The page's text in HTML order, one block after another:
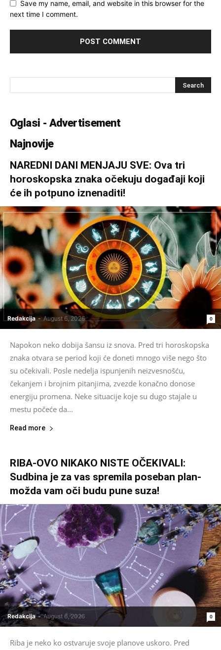
Save my name, email, and website in this browser for the
next time I comment.
Oglasi - Advertisement
Najnovije
NAREDNI DANI MENJAJU SVE: Ova tri
horoskopska znaka očekuju događaji koji
će ih potpuno iznenaditi!
Redakcija - August 6, 2026 0
Napokon neko dobija šansu iz snova. Pred tri horoskopska
znaka otvara se period koji će doneti mnogo više nego što
su očekivali. Posle nedelja ispunjenih neizvesnošću,
čekanjem i brojnim pitanjima, zvezde konačno donose
energiju promena. Neke situacije koje su dugo stajale u
mestu počeće da...
Read more
RIBA-OVO NIKAKO NISTE OČEKIVALI:
Sudbina je za vas spremila poseban plan-
možda vam oči budu pune suza!
Redakcija - August 6, 2026 0
Riba je neko ko ostvaruje svoje planove uskoro. Pred